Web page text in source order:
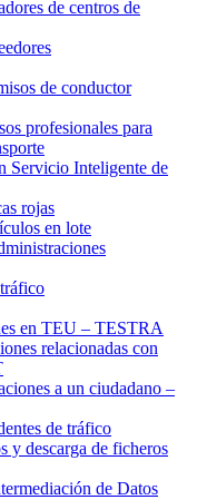
de centros de
de conductor
profesionales para
Servicio Inteligente de
rojas
en lote
en TEU – TESTRA
relacionadas con
a un ciudadano –
de tráfico
y descarga de ficheros
de Datos